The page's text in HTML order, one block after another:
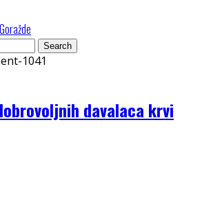
1041
davalaca krvi